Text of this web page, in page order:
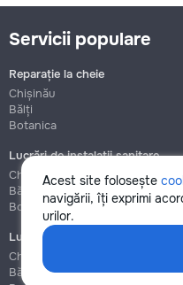
Acest site folosește
navigării, îți exprimi
urilor.
Servicii populare
Reparație la cheie
Chișinău
Bălți
Botanica
Lucrări de instalații sanitare
Chișinău
Bălți
Botanica
Lucrări de construcție și instalare
Chișinău
Bălți